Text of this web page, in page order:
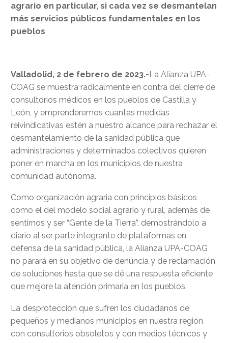
agrario en particular, si cada vez se desmantelan
más servicios públicos fundamentales en los
pueblos
Valladolid, 2 de febrero de 2023.-La Alianza UPA-
COAG se muestra radicalmente en contra del cierre de
consultorios médicos en los pueblos de Castilla y
León, y emprenderemos cuantas medidas
reivindicativas estén a nuestro alcance para rechazar el
desmantelamiento de la sanidad pública que
administraciones y determinados colectivos quieren
poner en marcha en los municipios de nuestra
comunidad autónoma.
Como organización agraria con principios básicos
como el del modelo social agrario y rural, además de
sentirnos y ser “Gente de la Tierra”, demostrándolo a
diario al ser parte integrante de plataformas en
defensa de la sanidad pública, la Alianza UPA-COAG
no parará en su objetivo de denuncia y de reclamación
de soluciones hasta que se dé una respuesta eficiente
que mejore la atención primaria en los pueblos.
La desprotección que sufren los ciudadanos de
pequeños y medianos municipios en nuestra región
con consultorios obsoletos y con medios técnicos y